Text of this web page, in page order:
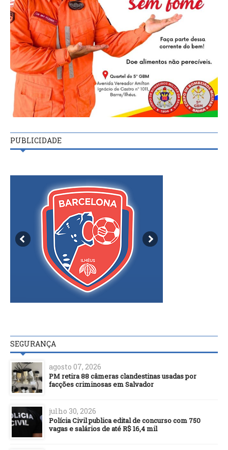
PUBLICIDADE
SEGURANÇA
agosto 07, 2026
PM retira 88 câmeras clandestinas usadas por
facções criminosas em Salvador
julho 30, 2026
Polícia Civil publica edital de concurso com 750
vagas e salários de até R$ 16,4 mil